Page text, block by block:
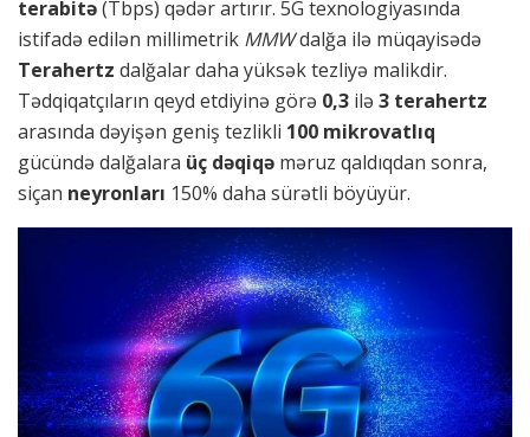
terabitə(Tbps) qədər artırır. 5G texnologiyasında
istifadə edilən millimetrik MMWdalğa ilə müqayisədə
Terahertz dalğalar daha yüksək tezliyə malikdir.
Tədqiqatçıların qeyd etdiyinə görə 0,3 ilə 3 terahertz
arasında dəyişən geniş tezlikli 100 mikrovatlıq
gücündə dalğalara üç dəqiqə məruz qaldıqdan sonra,
siçan neyronları 150% daha sürətli böyüyür.